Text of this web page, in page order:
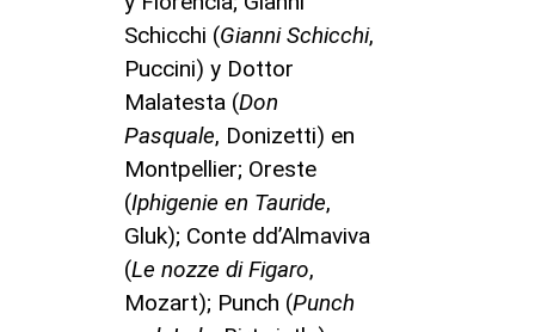
Schicchi (Gianni Schicchi,
Puccini) y Dottor
Malatesta (Don
Pasquale, Donizetti) en
Montpellier; Oreste
(Iphigenie en Tauride,
Gluk); Conte dd’Almaviva
(Le nozze di Figaro,
Mozart); Punch (Punch